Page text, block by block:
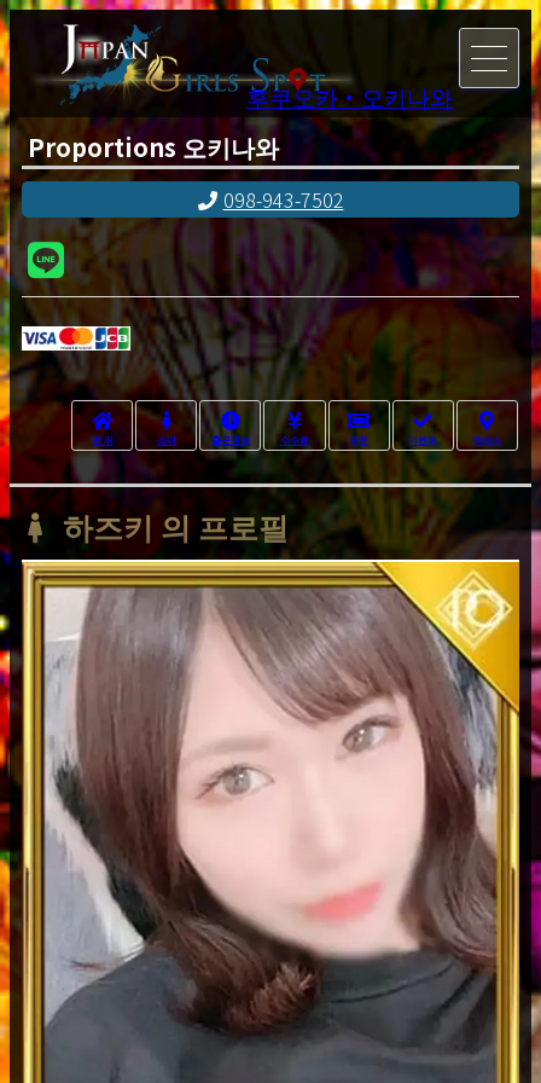
후쿠오카・오키나와
Proportions 오키나와
098-943-7502
맨 위 소녀 출근정보 수수료 쿠폰 이벤트 액세스
하즈키 의 프로필